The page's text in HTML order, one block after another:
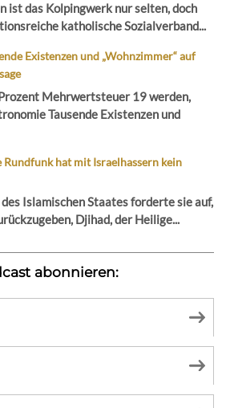
ist das Kolpingwerk nur selten, doch
katholische Sozialverband...
Existenzen und „Wohnzimmer“ auf
Mehrwertsteuer 19 werden,
Tausende Existenzen und
Rundfunk hat mit Israelhassern kein
Islamischen Staates forderte sie auf,
Djihad, der Heilige...
abonnieren: